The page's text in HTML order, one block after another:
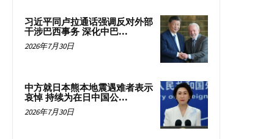
习近平同卢拉通话强调反对外部
干涉巴西事务 深化中巴...
2026年7月30日
中方就日本熊本地震遇难者表示
哀悼 持续为在日中国公...
2026年7月30日